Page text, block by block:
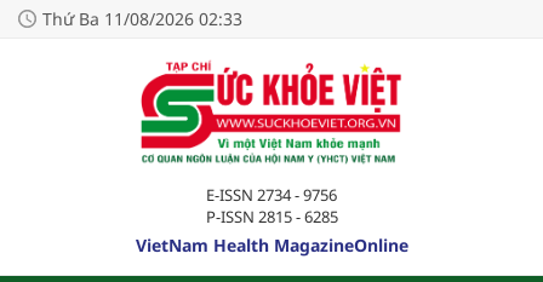
Thứ Ba 11/08/2026 02:33
E-ISSN 2734 - 9756
P-ISSN 2815 - 6285
VietNam Health MagazineOnline